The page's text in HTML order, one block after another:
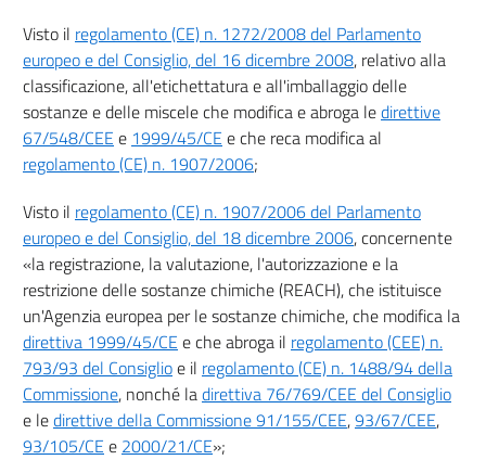
27
28
Capo VI
Vigilanza e sanzioni
29
30
31
32
33
34
35
Allegati
Visto il regolamento (CE) n. 1272/2008 del Parlamento
europeo e del Consiglio, del 16 dicembre 2008, relativo alla
classificazione, all'etichettatura e all'imballaggio delle
sostanze e delle miscele che modifica e abroga ledirettive
67/548/CEE e 1999/45/CE e che reca modifica al
regolamento (CE) n. 1907/2006;
Visto il regolamento (CE) n. 1907/2006 del Parlamento
europeo e del Consiglio, del 18 dicembre 2006, concernente
«la registrazione, la valutazione, l'autorizzazione e la
restrizione delle sostanze chimiche (REACH), che istituisce
un'Agenzia europea per le sostanze chimiche, che modifica la
direttiva 1999/45/CE e che abroga il regolamento (CEE) n.
793/93 del Consiglioe il regolamento (CE) n. 1488/94 della
Commissione, nonché ladirettiva 76/769/CEE del Consiglio
e ledirettive della Commissione 91/155/CEE,93/67/CEE,
93/105/CE e 2000/21/CE»;